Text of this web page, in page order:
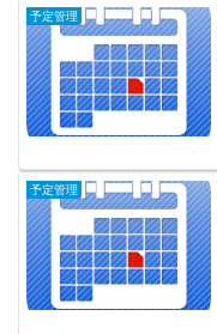
予定管理
予定管理